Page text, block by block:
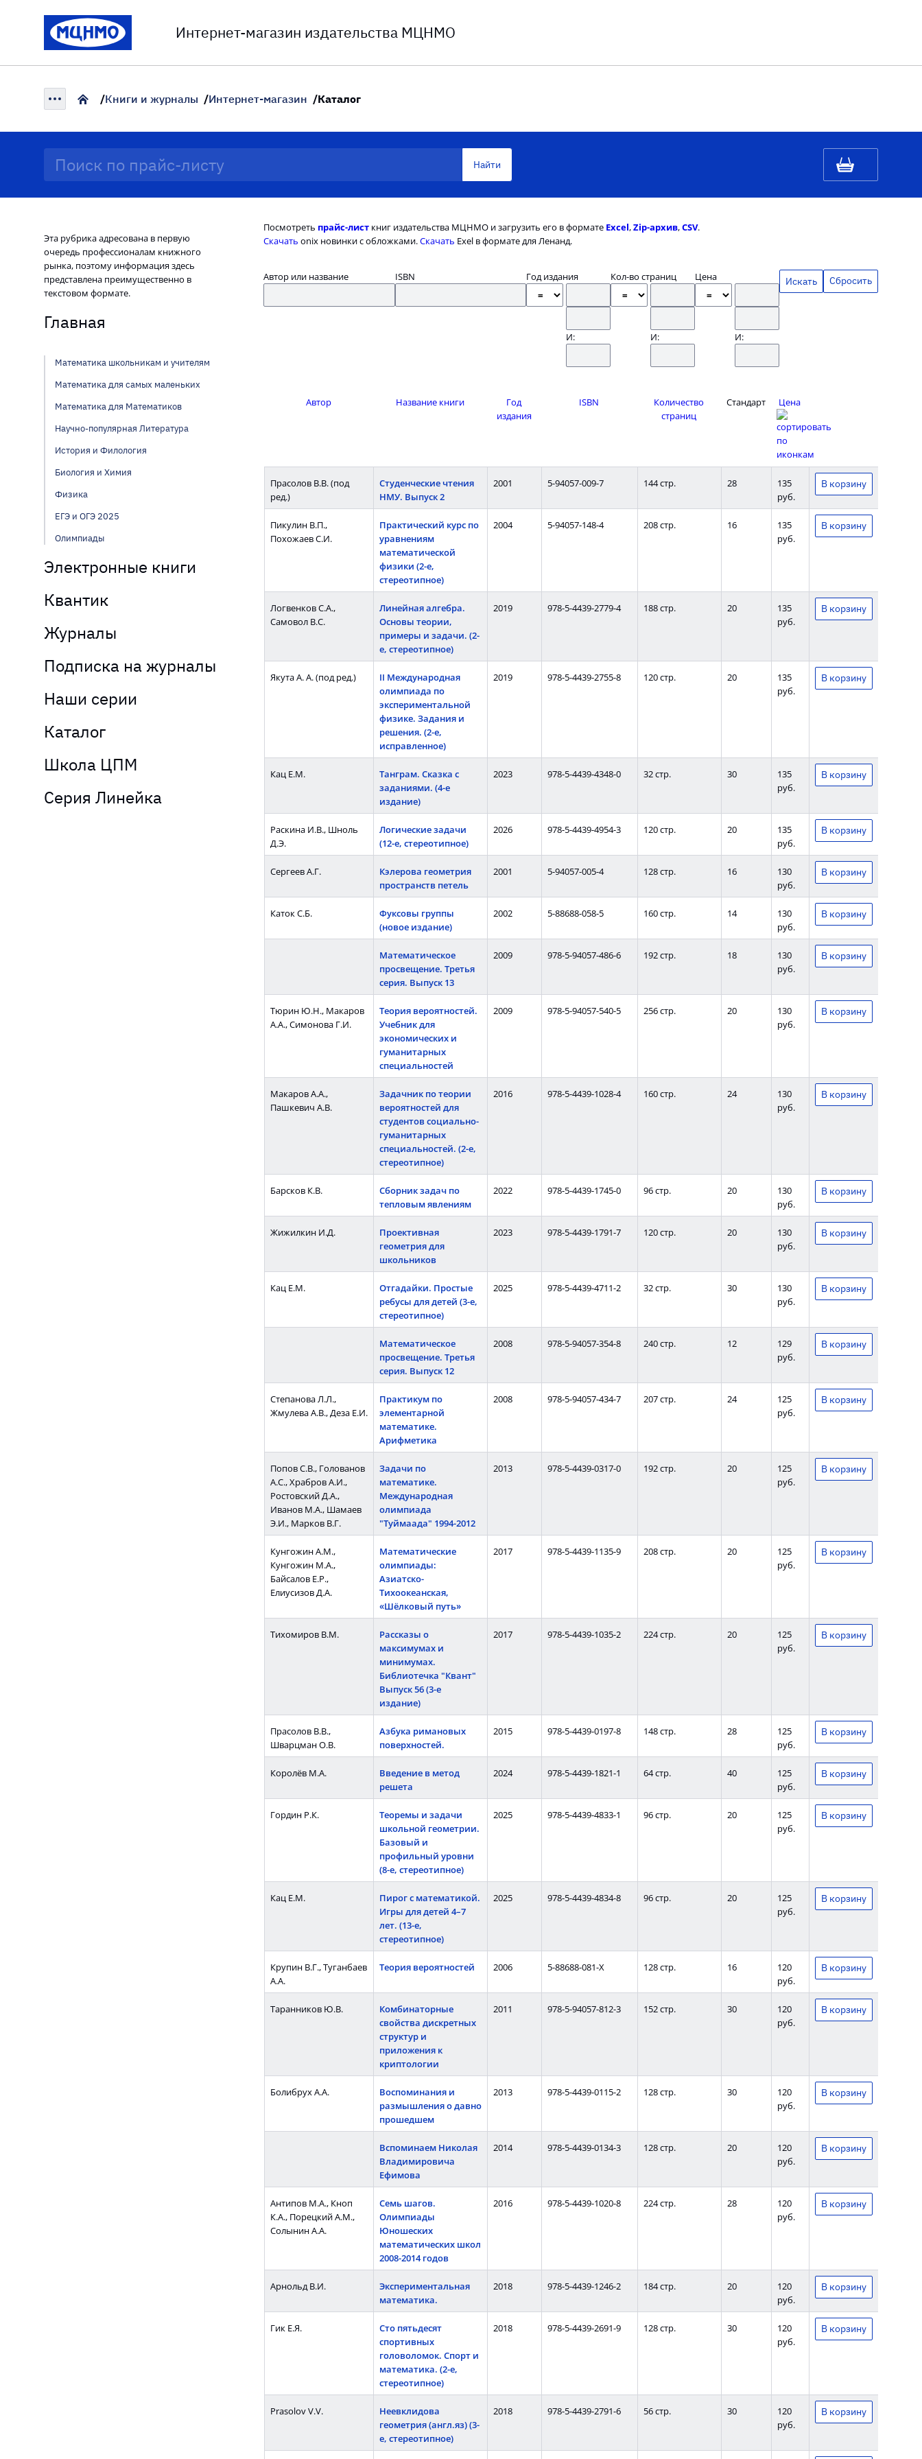
Интернет-магазин издательства МЦНМО
Книги и журналы Интернет-магазин Каталог
Эта рубрика адресована в первую
очередь профессионалам книжного
рынка, поэтому информация здесь
представлена преимущественно в
текстовом формате.
Главная
Математика школьникам и учителям
Математика для самых маленьких
Математика для Математиков
Научно-популярная Литература
История и Филология
Биология и Химия
Физика
ЕГЭ и ОГЭ 2025
Олимпиады
Электронные книги
Квантик
Журналы
Подписка на журналы
Наши серии
Каталог
Школа ЦПМ
Серия Линейка
Посмотреть прайс-лист книг издательства МЦНМО и загрузить его в формате Excel,Zip-архив,CSV.
Скачать onix новинки с обложками.Скачать Exel в формате для Ленанд.
Автор или название ISBN Год издания
И:
Кол-во страниц
И:
Цена
И:
Сбросить
Автор Название книги
Год
издания
ISBN
Количество
страниц
Стандарт Цена
Прасолов В.В. (под
ред.)
Студенческие чтения
НМУ. Выпуск 2
2001 5-94057-009-7 144 стр. 28
135
руб.
Пикулин В.П.,
Похожаев С.И.
Практический курс по
уравнениям
математической
физики (2-е,
стереотипное)
2004 5-94057-148-4 208 стр. 16
135
руб.
Логвенков С.А.,
Самовол В.С.
Линейная алгебра.
Основы теории,
примеры и задачи. (2-
е, стереотипное)
2019 978-5-4439-2779-4 188 стр. 20
135
руб.
Якута А. А. (под ред.)
II Международная
олимпиада по
экспериментальной
физике. Задания и
решения. (2-е,
исправленное)
2019 978-5-4439-2755-8 120 стр. 20
135
руб.
Кац Е.М.
Танграм. Сказка с
заданиями. (4-е
издание)
2023 978-5-4439-4348-0 32 стр. 30
135
руб.
Раскина И.В., Шноль
Д.Э.
Логические задачи
(12-е, стереотипное)
2026 978-5-4439-4954-3 120 стр. 20
135
руб.
Сергеев А.Г.
Кэлерова геометрия
пространств петель
2001 5-94057-005-4 128 стр. 16
130
руб.
Каток С.Б.
Фуксовы группы
(новое издание)
2002 5-88688-058-5 160 стр. 14
130
руб.
Математическое
просвещение. Третья
серия. Выпуск 13
2009 978-5-94057-486-6 192 стр. 18
130
руб.
Тюрин Ю.Н., Макаров
А.А., Симонова Г.И.
Теория вероятностей.
Учебник для
экономических и
гуманитарных
специальностей
2009 978-5-94057-540-5 256 стр. 20
130
руб.
Макаров А.А.,
Пашкевич А.В.
Задачник по теории
вероятностей для
студентов социально-
гуманитарных
специальностей. (2-е,
стереотипное)
2016 978-5-4439-1028-4 160 стр. 24
130
руб.
Барсков К.В.
Сборник задач по
тепловым явлениям
2022 978-5-4439-1745-0 96 стр. 20
130
руб.
Жижилкин И.Д.
Проективная
геометрия для
школьников
2023 978-5-4439-1791-7 120 стр. 20
130
руб.
Кац Е.М.
Отгадайки. Простые
ребусы для детей (3-е,
стереотипное)
2025 978-5-4439-4711-2 32 стр. 30
130
руб.
Математическое
просвещение. Третья
серия. Выпуск 12
2008 978-5-94057-354-8 240 стр. 12
129
руб.
Степанова Л.Л.,
Жмулева А.В., Деза Е.И.
Практикум по
элементарной
математике.
Арифметика
2008 978-5-94057-434-7 207 стр. 24
125
руб.
Попов С.В., Голованов
А.С., Храбров А.И.,
Ростовский Д.А.,
Иванов М.А., Шамаев
Э.И., Марков В.Г.
Задачи по
математике.
Международная
олимпиада
"Туймаада" 1994-2012
2013 978-5-4439-0317-0 192 стр. 20
125
руб.
Кунгожин А.М.,
Кунгожин М.А.,
Байсалов Е.Р.,
Елиусизов Д.А.
Математические
олимпиады:
Азиатско-
Тихоокеанская,
«Шёлковый путь»
2017 978-5-4439-1135-9 208 стр. 20
125
руб.
Тихомиров В.М.
Рассказы о
максимумах и
минимумах.
Библиотечка "Квант"
Выпуск 56 (3-е
издание)
2017 978-5-4439-1035-2 224 стр. 20
125
руб.
Прасолов В.В.,
Шварцман О.В.
Азбука римановых
поверхностей.
2015 978-5-4439-0197-8 148 стр. 28
125
руб.
Королёв М.А.
Введение в метод
решета
2024 978-5-4439-1821-1 64 стр. 40
125
руб.
Гордин Р.К.
Теоремы и задачи
школьной геометрии.
Базовый и
профильный уровни
(8-е, стереотипное)
2025 978-5-4439-4833-1 96 стр. 20
125
руб.
Кац Е.М.
Пирог с математикой.
Игры для детей 4–7
лет. (13-е,
стереотипное)
2025 978-5-4439-4834-8 96 стр. 20
125
руб.
Крупин В.Г., Туганбаев
А.А.
Теория вероятностей 2006 5-88688-081-X 128 стр. 16
120
руб.
Таранников Ю.В.
Комбинаторные
свойства дискретных
структур и
приложения к
криптологии
2011 978-5-94057-812-3 152 стр. 30
120
руб.
Болибрух А.А.
Воспоминания и
размышления о давно
прошедшем
2013 978-5-4439-0115-2 128 стр. 30
120
руб.
Вспоминаем Николая
Владимировича
Ефимова
2014 978-5-4439-0134-3 128 стр. 20
120
руб.
Антипов М.А., Кноп
К.А., Порецкий А.М.,
Солынин А.А.
Семь шагов.
Олимпиады
Юношеских
математических школ
2008-2014 годов
2016 978-5-4439-1020-8 224 стр. 28
120
руб.
Арнольд В.И.
Экспериментальная
математика.
2018 978-5-4439-1246-2 184 стр. 20
120
руб.
Гик Е.Я.
Сто пятьдесят
спортивных
головоломок. Спорт и
математика. (2-е,
стереотипное)
2018 978-5-4439-2691-9 128 стр. 30
120
руб.
Prasolov V.V.
Неевклидова
геометрия (англ.яз) (3-
е, стереотипное)
2018 978-5-4439-2791-6 56 стр. 30
120
руб.